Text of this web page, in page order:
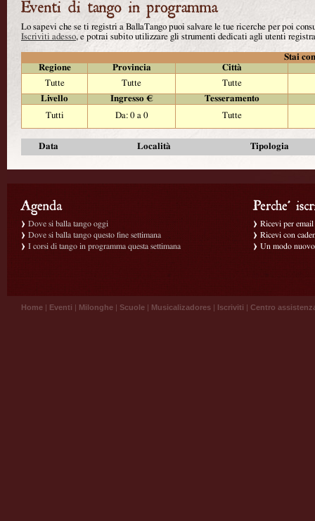
Lo sapevi che se ti registri a BallaTango puoi salvare le tue ricerche per poi
Iscriviti adesso, e potrai subito utilizzare gli strumenti dedicati agli utenti
Stai
Regione
Provincia
Città
Tutte
Tutte
Tutte
Livello
Ingresso €
Tesseramento
Tutti
Da: 0 a 0 Tutte
Data Località Tipologia
Dove si balla tango oggi
Dove si balla tango questo fine settimana
I corsi di tango in programma questa settimana
Ricevi per
Ricevi con
Un modo
Home | Eventi | Milonghe | Scuole | Musicalizadores | Iscriviti | Centro